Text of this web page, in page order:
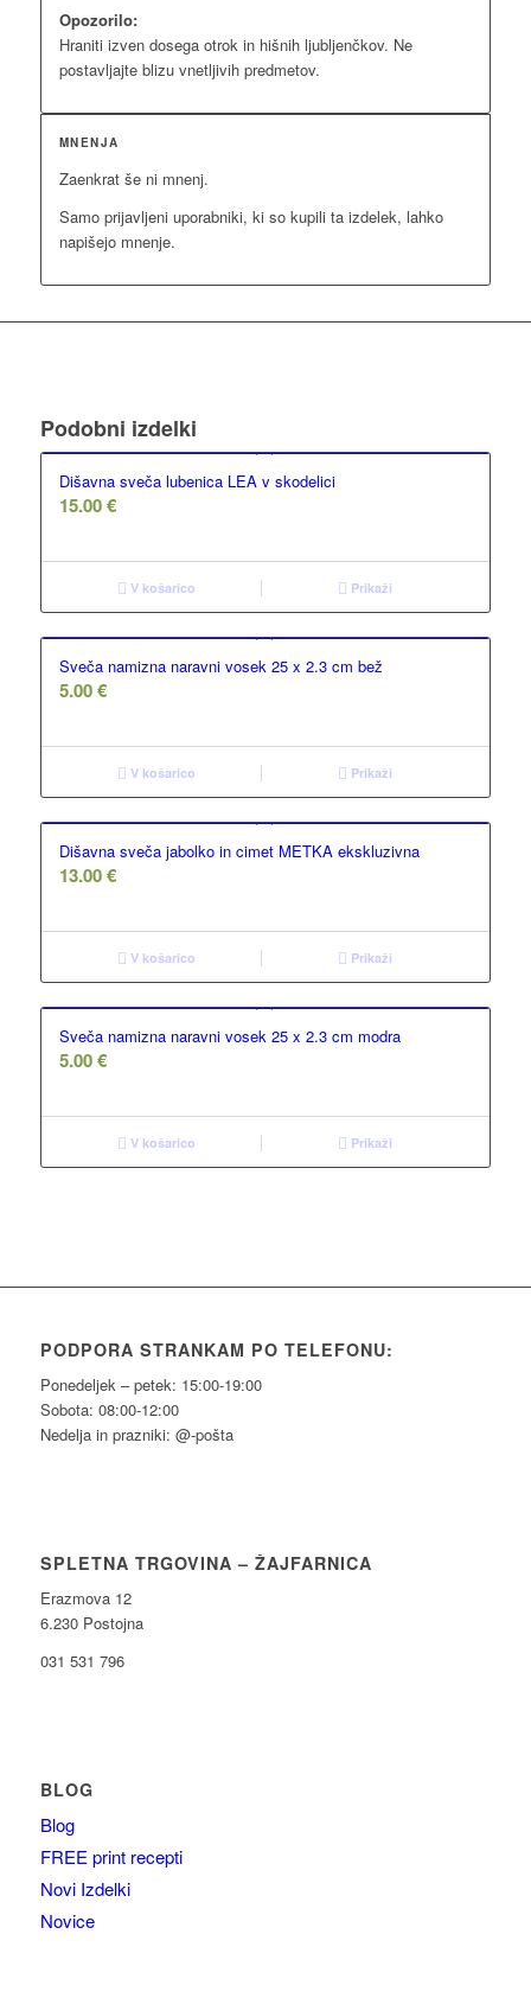
Opozorilo:
Hraniti izven dosega otrok in hišnih ljubljenčkov. Ne
postavljajte blizu vnetljivih predmetov.
MNENJA
Zaenkrat še ni mnenj.
Samo prijavljeni uporabniki, ki so kupili ta izdelek, lahko
napišejo mnenje.
Podobni izdelki
Dišavna sveča lubenica LEA v skodelici
15.00€
V košarico Prikaži
Sveča namizna naravni vosek 25 x 2.3 cm bež
5.00€
V košarico Prikaži
Dišavna sveča jabolko in cimet METKA ekskluzivna
13.00€
V košarico Prikaži
Sveča namizna naravni vosek 25 x 2.3 cm modra
5.00€
V košarico Prikaži
PODPORA STRANKAM PO TELEFONU:
Ponedeljek – petek: 15:00-19:00
Sobota: 08:00-12:00
Nedelja in prazniki: @-pošta
SPLETNA TRGOVINA – ŽAJFARNICA
Erazmova 12
6.230 Postojna
031 531 796
BLOG
Blog
FREE print recepti
Novi Izdelki
Novice